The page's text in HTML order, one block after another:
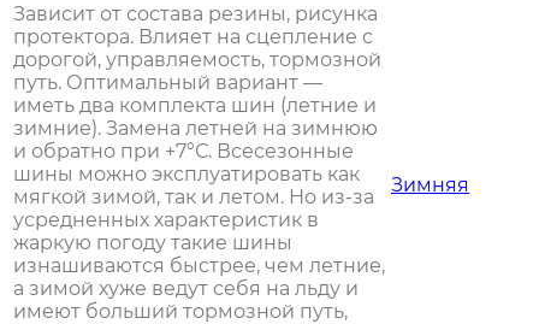
Зависит от состава резины, рисунка
протектора. Влияет на сцепление с
дорогой, управляемость, тормозной
путь. Оптимальный вариант —
иметь два комплекта шин (летние и
зимние). Замена летней на зимнюю
и обратно при +7°С. Всесезонные
шины можно эксплуатировать как
мягкой зимой, так и летом. Но из-за
усредненных характеристик в
жаркую погоду такие шины
изнашиваются быстрее, чем летние,
а зимой хуже ведут себя на льду и
имеют больший тормозной путь,
Зимняя